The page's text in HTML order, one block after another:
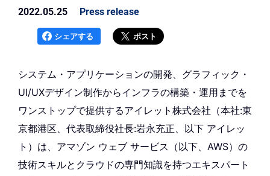
2022.05.25 Press release
シェアする ポスト
システム・アプリケーションの開発、グラフィック・
UI/UXデザイン制作からインフラの構築・運用までを
ワンストップで提供するアイレット株式会社（本社:東
京都港区、代表取締役社長:岩永充正、以下 アイレッ
ト）は、アマゾン ウェブ サービス（以下、AWS）の
技術スキルとクラウドの専門知識を持つエキスパート